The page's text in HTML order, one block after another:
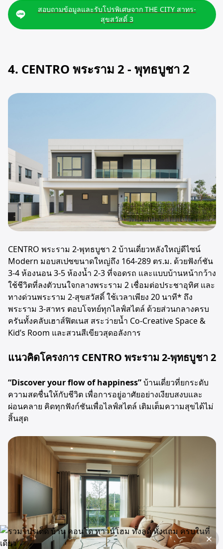
สอบถามข้อมูลและรับโปรพิเศษจาก THE CITY สาทร-
สุขสวัสดิ์ 3
4. CENTRO พระราม 2 - พุทธบูชา 2
CENTRO พระราม 2-พุทธบูชา 2 บ้านเดี่ยวหลังใหญ่ดีไซน์
Modern มอบสเปซขนาดใหญ่ถึง 164-289 ตร.ม. ด้วยฟังก์ชัน
3-4 ห้องนอน 3-5 ห้องน้ำ 2-3 ที่จอดรถ และแบบบ้านหน้ากว้าง
ใช้ชีวิตที่ลงตัวบนใจกลางพระราม 2 เชื่อมต่อประชาอุทิศ และ
ทางด่วนพระราม 2-สุขสวัสดิ์ ใช้เวลาเพียง 20 นาที* ถึง
พระราม 3-สาทร ตอบโจทย์ทุกไลฟ์สไตล์ ด้วยส่วนกลางครบ
ครันทั้งคลับเฮาส์ฟิตเนส สระว่ายน้ำ Co-Creative Space &
Kid’s Room และสวนสีเขียวสุดอลังการ
แนวคิดโครงการ CENTRO พระราม 2-พุทธบูชา 2
“Discover your flow of happiness”บ้านเดี่ยวที่ยกระดับ
ความสดชื่นให้กับชีวิต เพื่อการอยู่อาศัยอย่างเงียบสงบและ
ผ่อนคลาย คิดทุกฟังก์ชันเพื่อไลฟ์สไตล์ เติมเต็มความสุขได้ไม่
สิ้นสุด